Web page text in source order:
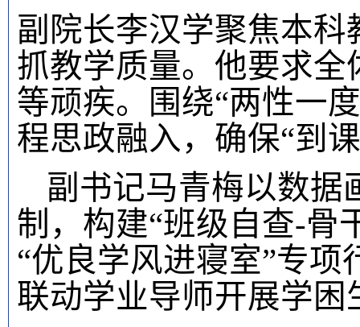
副院长李汉学聚焦本
抓教学质量。他要求全
等顽疾。围绕“两性一
程思政融入，确保“到
副书记马青梅以数据
制，构建“班级自查-骨
“优良学风进寝室”专
联动学业导师开展学困